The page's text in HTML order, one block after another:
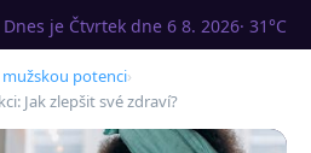
Dnes je Čtvrtek dne 6 8. 2026· 31°C
potenci›
Jak zlepšit své zdraví?